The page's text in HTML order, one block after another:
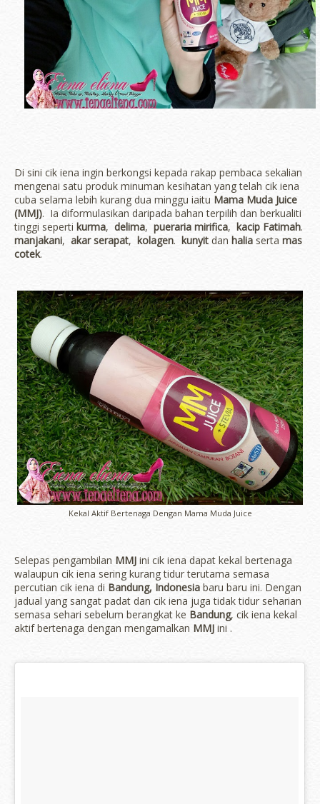
Di sini cik iena ingin berkongsi kepada rakap pembaca sekalian
mengenai satu produk minuman kesihatan yang telah cik iena
cuba selama lebih kurang dua minggu iaitu Mama Muda Juice
(MMJ). Ia diformulasikan daripada bahan terpilih dan berkualiti
tinggi seperti kurma, delima, pueraria mirifica, kacip Fatimah.
manjakani, akar serapat, kolagen. kunyit dan halia serta mas
cotek.
Kekal Aktif Bertenaga Dengan Mama Muda Juice
Selepas pengambilan MMJ ini cik iena dapat kekal bertenaga
walaupun cik iena sering kurang tidur terutama semasa
percutian cik iena di Bandung, Indonesia baru baru ini. Dengan
jadual yang sangat padat dan cik iena juga tidak tidur seharian
semasa sehari sebelum berangkat ke Bandung, cik iena kekal
aktif bertenaga dengan mengamalkan MMJ ini .